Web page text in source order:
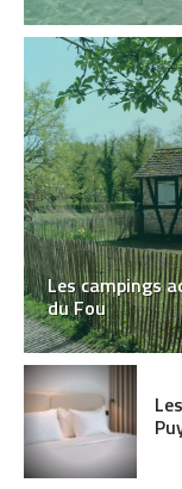
Les campings
du Fou